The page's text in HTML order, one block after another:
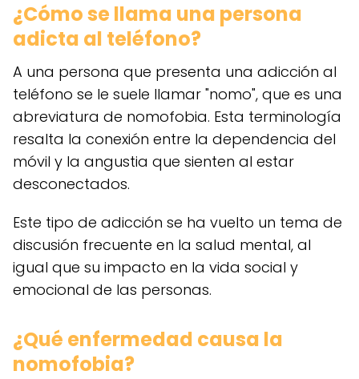
¿Cómo se llama una persona
adicta al teléfono?
A una persona que presenta una adicción al
teléfono se le suele llamar "nomo", que es una
abreviatura de nomofobia. Esta terminología
resalta la conexión entre la dependencia del
móvil y la angustia que sienten al estar
desconectados.
Este tipo de adicción se ha vuelto un tema de
discusión frecuente en la salud mental, al
igual que su impacto en la vida social y
emocional de las personas.
¿Qué enfermedad causa la
nomofobia?